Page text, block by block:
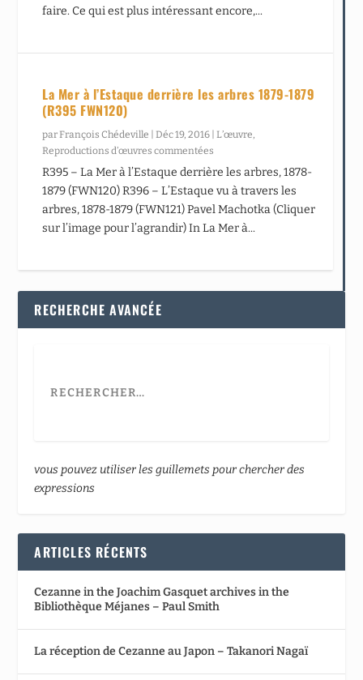
faire. Ce qui est plus intéressant encore,...
La Mer à l’Estaque derrière les arbres 1879-1879
(R395 FWN120)
parFrançois Chédeville |Déc 19, 2016 |L’œuvre,
Reproductions d’œuvres commentées
R395 – La Mer à l’Estaque derrière les arbres, 1878-
1879 (FWN120) R396 – L’Estaque vu à travers les
arbres, 1878-1879 (FWN121) Pavel Machotka (Cliquer
sur l’image pour l’agrandir) In La Mer à...
RECHERCHE AVANCÉE
vous pouvez utiliser les guillemets pour chercher des
expressions
ARTICLES RÉCENTS
Cezanne in the Joachim Gasquet archives in the
Bibliothèque Méjanes – Paul Smith
La réception de Cezanne au Japon – Takanori Nagaï